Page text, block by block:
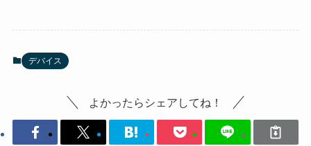
デバイス
よかったらシェアしてね！